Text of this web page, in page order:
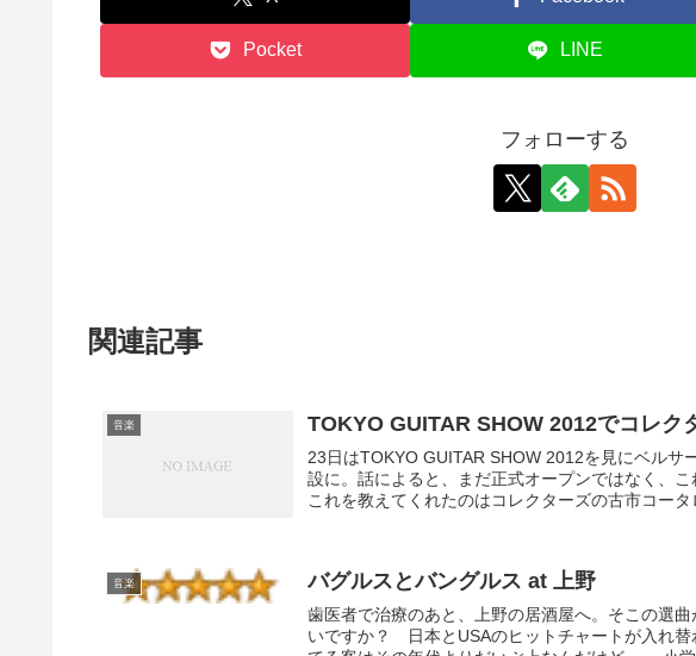
Pocket LINE
フォローする
関連記事
音楽 TOKYO GUITAR SHOW 2012でコレク
23日はTOKYO GUITAR SHOW 2012を見にベルサ
設に。話によると、まだ正式オープンではなく、
これを教えてくれたのはコレクターズの古市コータ
音楽 バグルスとバングルス at 上野
歯医者で治療のあと、上野の居酒屋へ。そこの選
いですか？ 日本とUSAのヒットチャートが入れ